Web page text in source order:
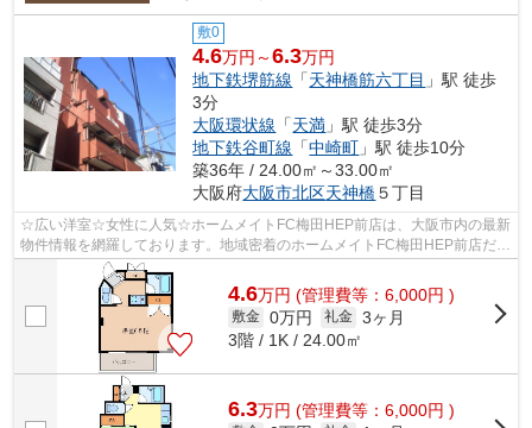
敷0
4.6万円～6.3万円
地下鉄堺筋線 「天神橋筋六丁目 」駅 徒歩
3分
大阪環状線 「天満 」駅 徒歩3分
地下鉄谷町線 「中崎町 」駅 徒歩10分
築36年 / 24.00㎡～33.00㎡
大阪府大阪市北区天神橋５丁目
☆広い洋室☆女性に人気☆ホームメイトFC梅田HEP前店は、大阪市内の最新
物件情報を網羅しております。地域密着のホームメイトFC梅田HEP前店だか
らできるお部屋探し品質であなたの理想のお...
4.6万円 (管理費等：6,000円 )
敷金 0万円 礼金 3ヶ月
3階 / 1K / 24.00㎡
6.3万円 (管理費等：6,000円 )